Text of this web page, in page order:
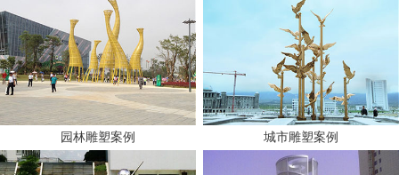
园林雕塑案例 城市雕塑案例